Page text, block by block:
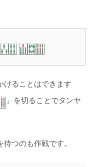
けることはできます
」を切ることでタンヤ
つのも作戦です。